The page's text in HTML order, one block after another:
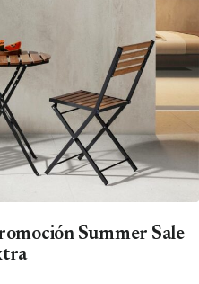
Summer Sale